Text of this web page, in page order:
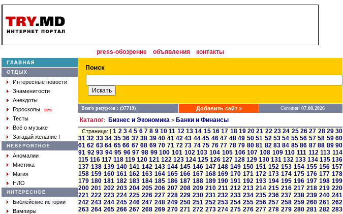
press-обозрение объявления контакты
Интересные новости
Знаменитости
Анекдоты
Гороскопы
new
Тесты
Всё о музыке
Загадай желание !
Аномалии
Мистика
Магия
НЛО
Библейские истории
Вампиры
Всего ресурсов : (97719) Добавить сайт » Сегодня: 07.08.2026
Каталог: Бизнес и Экономика > Банки и Финансы
Страница: [1 2 3 4 5 6 7 8 9 10 11 12 13 14 15 16 17 18 19 20 21 22 23 24 25 26 27 28 29 30
31 32 33 34 35 36 37 38 39 40 41 42 43 44 45 46 47 48 49 50 51 52 53 54 55 56 57 58 59 60
61 62 63 64 65 66 67 68 69 70 71 72 73 74 75 76 77 78 79 80 81 82 83 84 85 86 87 88 89 90
91 92 93 94 95 96 97 98 99 100 101 102 103 104 105 106 107 108 109 110 111 112 113 114
115 116 117 118 119 120 121 122 123 124 125 126 127 128 129 130 131 132 133 134 135 136
137 138 139 140 141 142 143 144 145 146 147 148 149 150 151 152 153 154 155 156 157
158 159 160 161 162 163 164 165 166 167 168 169 170 171 172 173 174 175 176 177 178
179 180 181 182 183 184 185 186 187 188 189 190 191 192 193 194 195 196 197 198 199
200 201 202 203 204 205 206 207 208 209 210 211 212 213 214 215 216 217 218 219 220
221 222 223 224 225 226 227 228 229 230 231 232 233 234 235 236 237 238 239 240 241
242 243 244 245 246 247 248 249 250 251 252 253 254 255 256 257 258 259 260 261 262
263 264 265 266 267 268 269 270 271 272 273 274 275 276 277 278 279 280 281 282 283